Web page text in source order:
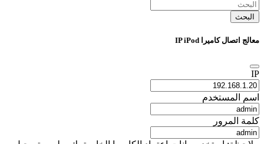
البحث
معالج اتصال كاميرا IP iPod
IP
اسم المستخدم
كلمة المرور